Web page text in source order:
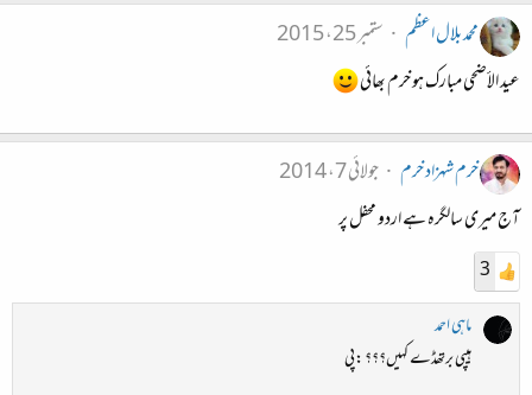
محمد بلال اعظم
ستمبر 25، 2015
عید الأضحی مبارک ہو خرم بھائی
خرم شہزاد خرم
جولائی 7، 2014
آج میری سالگرہ ہے اردو محفل پر
3
ماہی احمد
ہیپی برتھڈے کہیں؟؟؟ :پی